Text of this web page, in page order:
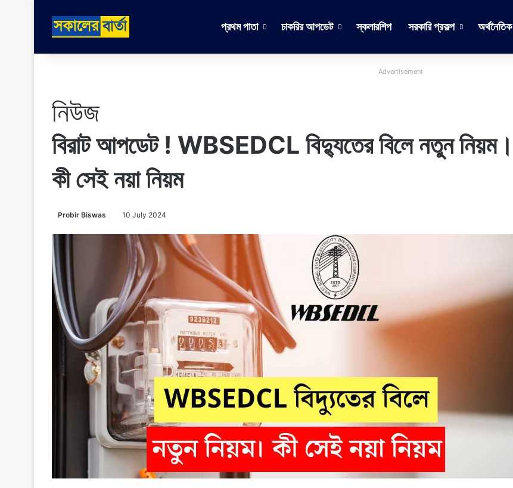
প্রথম পাতা চাকরির আপডেট স্কলারশিপ সরকারি প্রকল্প অর্থনৈতিক
Advertisement
নিউজ
বিরাট আপডেট ! WBSEDCL বিদ্যুতের বিলে নতুন নিয়ম।
কী সেই নয়া নিয়ম
Probir Biswas 10 July 2024